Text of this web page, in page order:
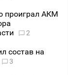
проиграл АКМ
2
состав на
3